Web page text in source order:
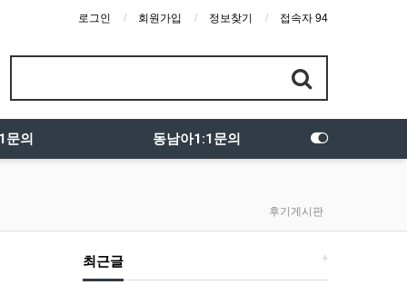
로그인 회원가입 정보찾기 접속자 94
문의 동남아1:1문의
후기게시판
+
최근글